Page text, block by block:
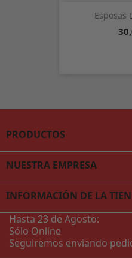
Esposas
PRODUCTOS
NUESTRA EMPRESA
INFORMACIÓN DE LA
Hasta 23 de Agosto:
Sólo Online
Seguiremos enviando